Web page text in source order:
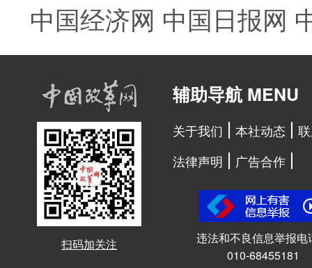
中国经济网 中国日报网
扫码加关注
辅助导航 MENU
关于我们 本社动态
法律声明
广告合作
违法和不良信息举报电
010-68455181